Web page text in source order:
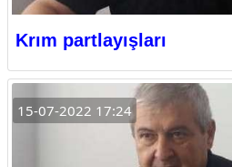
Krım partlayışları
15-07-2022 17:24